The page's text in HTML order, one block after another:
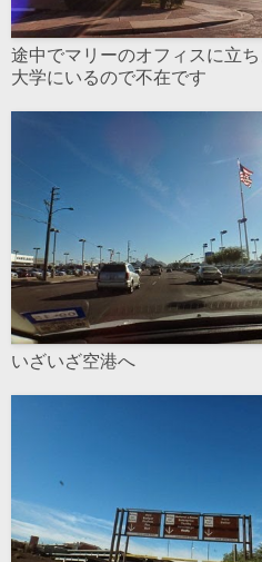
途中でマリーのオフィスに立
大学にいるので不在です
いざいざ空港へ